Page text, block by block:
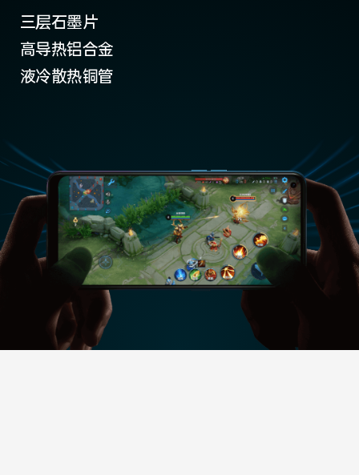
三层石墨片
高导热铝合金
液冷散热铜管